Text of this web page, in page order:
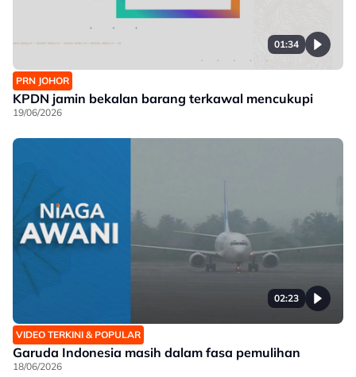
01:34
PRN JOHOR
KPDN jamin bekalan barang terkawal mencukupi
19/06/2026
02:23
VIDEO TERKINI & POPULAR
Garuda Indonesia masih dalam fasa pemulihan
18/06/2026